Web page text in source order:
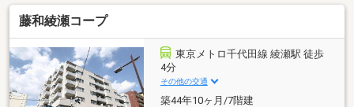
藤和綾瀬コープ
東京メトロ千代田線 綾瀬駅 徒歩
4分
その他の交通
築44年10ヶ月/7階建